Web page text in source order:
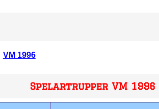
VM 1996
Spelartrupper VM 1996